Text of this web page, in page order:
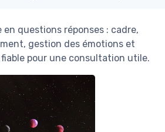
en questions réponses : cadre,
gestion des émotions et
pour une consultation utile.